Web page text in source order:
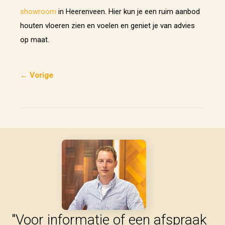
showroom in Heerenveen. Hier kun je een ruim aanbod
houten vloeren zien en voelen en geniet je van advies
op maat.
← Vorige
"Voor informatie of een afspraak